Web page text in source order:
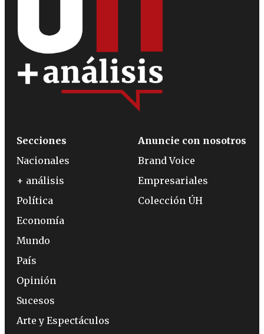
Secciones
Nacionales
+ análisis
Política
Economía
Mundo
País
Opinión
Sucesos
Arte y Espectáculos
Anuncie con nosotros
Brand Voice
Empresariales
Colección ÚH